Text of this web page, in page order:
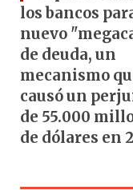
los bancos
nuevo
de deuda, un
mecanismo
causó un
de 55.000
de dólares en